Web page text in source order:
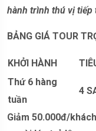
hành trình thú vị tiếp
BẢNG GIÁ TOUR
KHỞI HÀNH
Thứ 6 hàng
tuần
4
Giảm 50.000đ/